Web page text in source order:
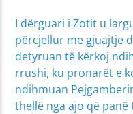
I dërguari i Zotit u
përcjellur me gjuajtje
detyruan të kërkoj
rrushi, ku pronarët e
ndihmuan
thellë nga ajo që panë